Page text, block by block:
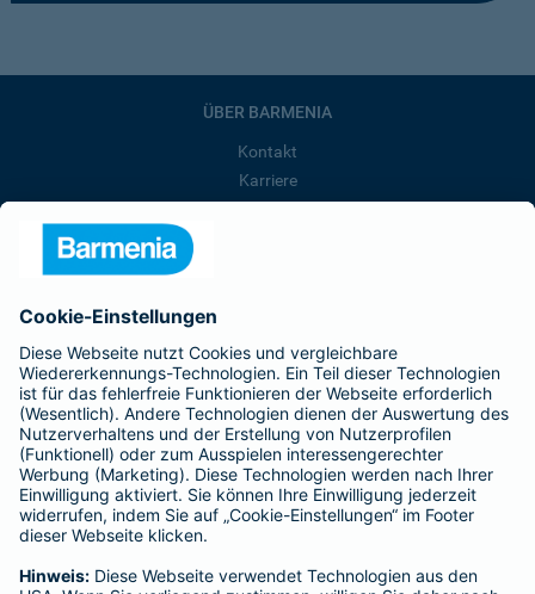
ÜBER BARMENIA
Kontakt
Karriere
Barmenia ist Teil der BarmeniaGothaer
BELIEBTE SEITEN
Kranken-Zusatzversicherung
Tierversicherungen
Haftpflichtversicherung
Hausratversicherung